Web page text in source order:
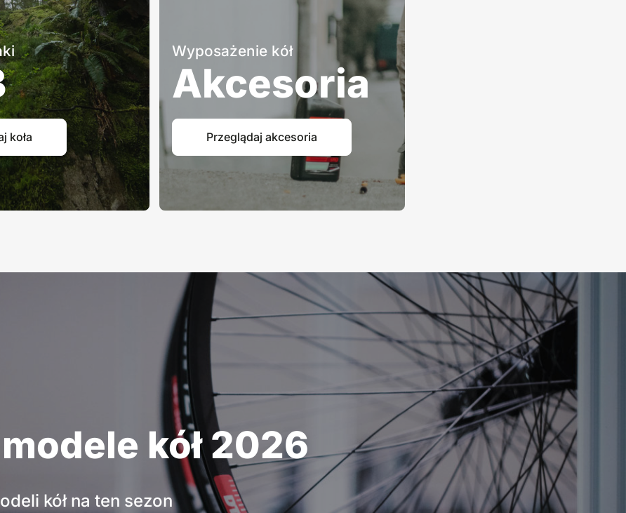
koła
Wyposażenie kół
Akcesoria
Przeglądaj akcesoria
kół 2026
kół na ten sezon